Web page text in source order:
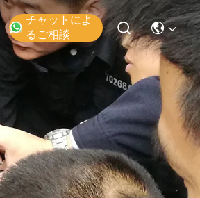
チャットによ
るご相談